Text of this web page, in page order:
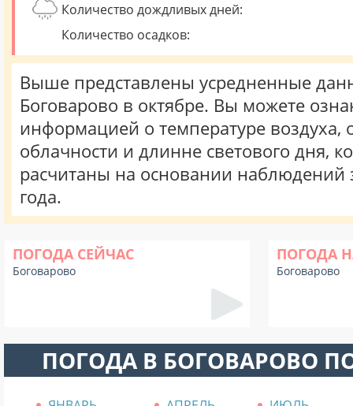
Количество дождливых дней:
Количество осадков:
Выше представлены усредненные
Боговарово в октябре. Вы можете
информацией о температуре воздуха,
облачности и длинне светового дня,
расчитаны на основании наблюдений
года.
ПОГОДА СЕЙЧАС
Боговарово
ПОГОДА
Боговарово
ПОГОДА В БОГОВАРОВО